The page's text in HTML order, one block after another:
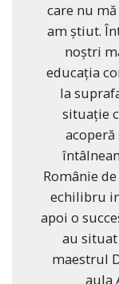
care nu
am știut.
noștri
educația
la
situație
acoperă
Românie
echilibru
apoi o
au situat
maestrul
aula